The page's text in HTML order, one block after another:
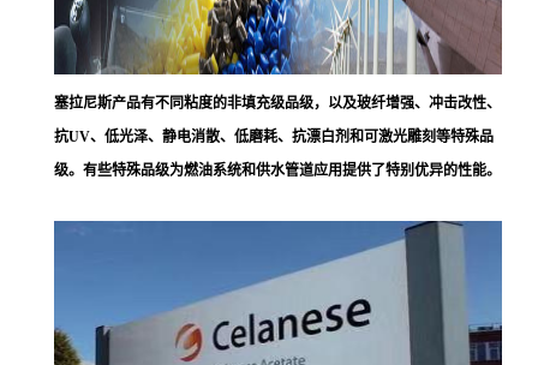
塞拉尼斯产品有不同粘度的非填充级品级，以及玻纤增强、冲击改性、
抗UV、低光泽、静电消散、低磨耗、抗漂白剂和可激光雕刻等特殊品
级。有些特殊品级为燃油系统和供水管道应用提供了特别优异的性能。